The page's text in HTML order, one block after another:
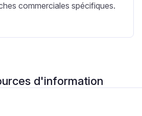
commerciales spécifiques.
d'information